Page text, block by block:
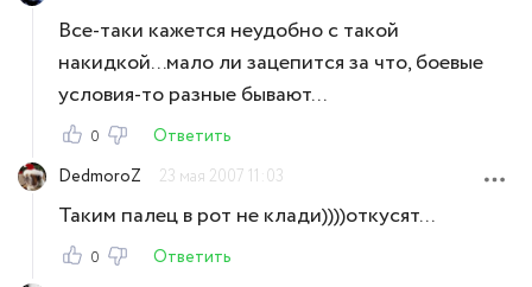
Все-таки кажется неудобно с такой
накидкой...мало ли зацепится за что, боевые
условия-то разные бывают...
0
Ответить
DedmoroZ
23 мая 2007 11:03
Таким палец в рот не клади))))откусят...
0
Ответить